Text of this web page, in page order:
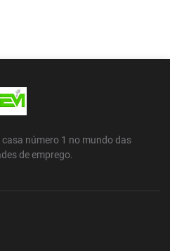
número 1 no mundo das
de emprego.